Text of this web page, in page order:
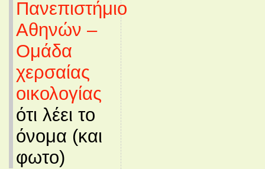
Πανεπιστήμιο
Αθηνών –
Ομάδα
χερσαίας
οικολογίας
ότι λέει το
όνομα (και
φωτο)